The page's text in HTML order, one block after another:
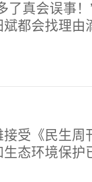
了真会误事
都会找理由
受《民生周
态环境保护